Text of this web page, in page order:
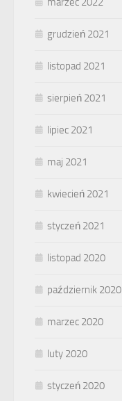
grudzień 2021
listopad 2021
sierpień 2021
lipiec 2021
maj 2021
kwiecień 2021
styczeń 2021
listopad 2020
październik 2020
marzec 2020
luty 2020
styczeń 2020